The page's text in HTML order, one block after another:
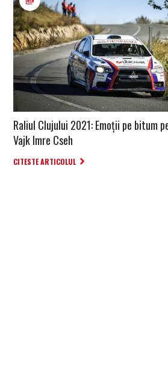
Raliul Clujului 2021: Emoții pe bitum
Vajk Imre Cseh
CITESTE ARTICOLUL